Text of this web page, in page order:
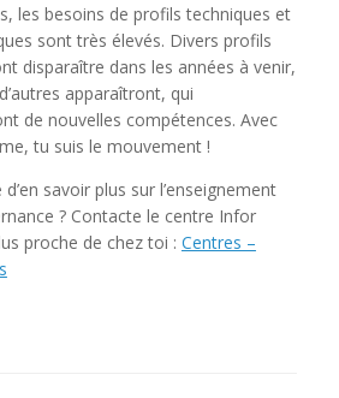
les besoins de profils techniques et
sont très élevés. Divers profils
disparaître dans les années à venir,
apparaîtront, qui
de nouvelles compétences. Avec
tu suis le mouvement !
savoir plus sur l’enseignement
? Contacte le centre Infor
proche de chez toi : Centres –